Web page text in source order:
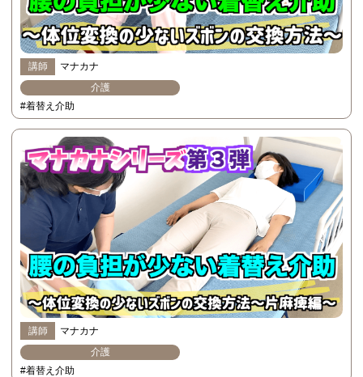
講師
マナカナ
介護
#着替え介助
講師
マナカナ
介護
#着替え介助